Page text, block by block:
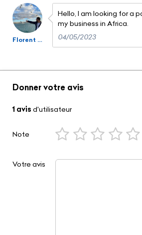
Florent Mala
Hello, I am looking for a
my business in Africa.
04/05/2023
Donner votre avis
1 avis d'utilisateur
Note
Votre avis